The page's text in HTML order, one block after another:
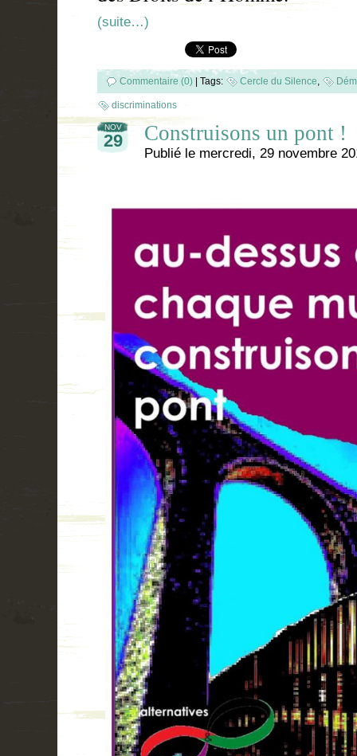
(suite…)
Commentaire (0) | Tags: Cercle du Silence
discriminations
NOV
29 Construisons un pont !
Publié le mercredi, 29 novembre